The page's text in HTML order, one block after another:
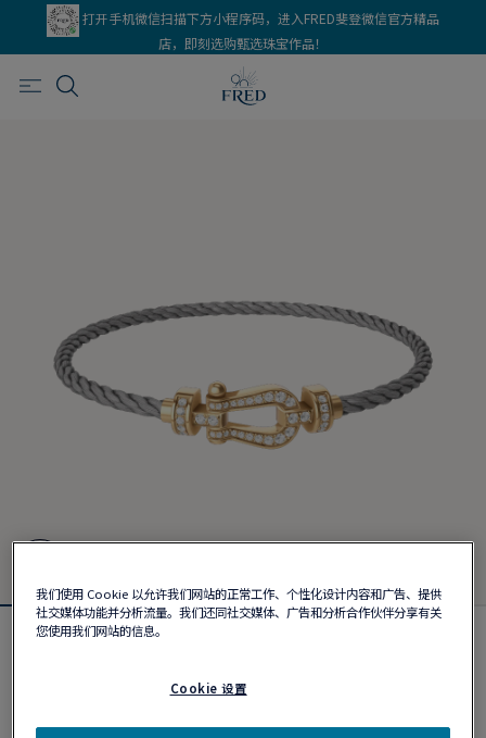
打开手机微信扫描下方小程序码，进入FRED斐登微信官方精品
店，即刻选购甄选珠宝作品！
我们使用 Cookie 以允许我们网站的正常工作、个性化设计内容和广告、提供
社交媒体功能并分析流量。我们还同社交媒体、广告和分析合作伙伴分享有关
您使用我们网站的信息。
Cookie 设置